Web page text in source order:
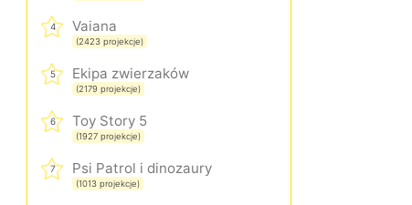
4 Vaiana
(2423 projekcje)
5 Ekipa zwierzaków
(2179 projekcje)
6 Toy Story 5
(1927 projekcje)
7 Psi Patrol i dinozaury
(1013 projekcje)